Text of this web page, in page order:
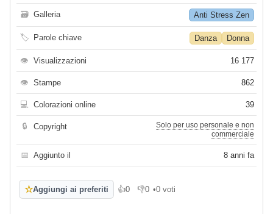
🗃 Galleria Anti Stress Zen
🏷 Parole chiave Danza Donna
👁 Visualizzazioni 16 177
👁 Stampe 862
💻 Colorazioni online 39
🔒 Copyright
Solo per uso personale e non
commerciale
📅 Aggiunto il 8 anni fa
☆Aggiungi ai preferiti 👍0
Mi piace
👎0
Non mi piace
•0 voti